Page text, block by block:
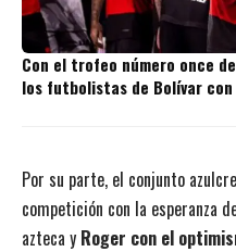
Con el trofeo número once
los futbolistas de Bolívar
Por su parte, el conjunto
competición con la esperanza
azteca y Roger con el